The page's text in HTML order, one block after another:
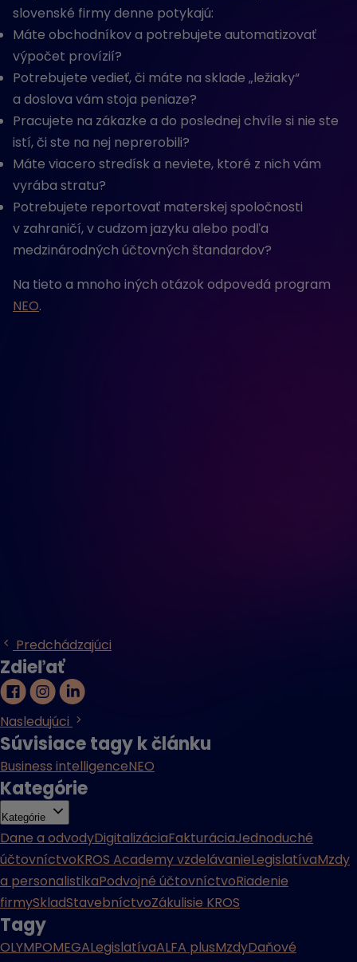
slovenské firmy denne potykajú:
Máte obchodníkov a potrebujete automatizovať
výpočet provízií?
Potrebujete vedieť, či máte na sklade „ležiaky“
a doslova vám stoja peniaze?
Pracujete na zákazke a do poslednej chvíle si nie ste
istí, či ste na nej neprerobili?
Máte viacero stredísk a neviete, ktoré z nich vám
vyrába stratu?
Potrebujete reportovať materskej spoločnosti
v zahraničí, v cudzom jazyku alebo podľa
medzinárodných účtovných štandardov?
Na tieto a mnoho iných otázok odpovedá program
NEO.
Predchádzajúci
Zdieľať
Nasledujúci
Súvisiace tagy k článku
Business intelligenceNEO
Kategórie
Kategórie
Dane a odvodyDigitalizáciaFakturáciaJednoduché
účtovníctvoKROS Academy vzdelávanieLegislatívaMzdy
a personalistikaPodvojné účtovníctvoRiadenie
firmySkladStavebníctvoZákulisie KROS
Tagy
OLYMPOMEGALegislatívaALFA plusMzdyDaňové